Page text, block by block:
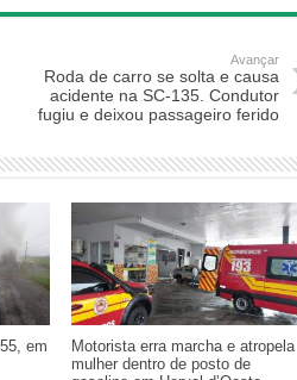
Avançar
Roda de carro se solta e causa
acidente na SC-135. Condutor
fugiu e deixou passageiro ferido
em
Motorista erra marcha e atropela
mulher dentro de posto de